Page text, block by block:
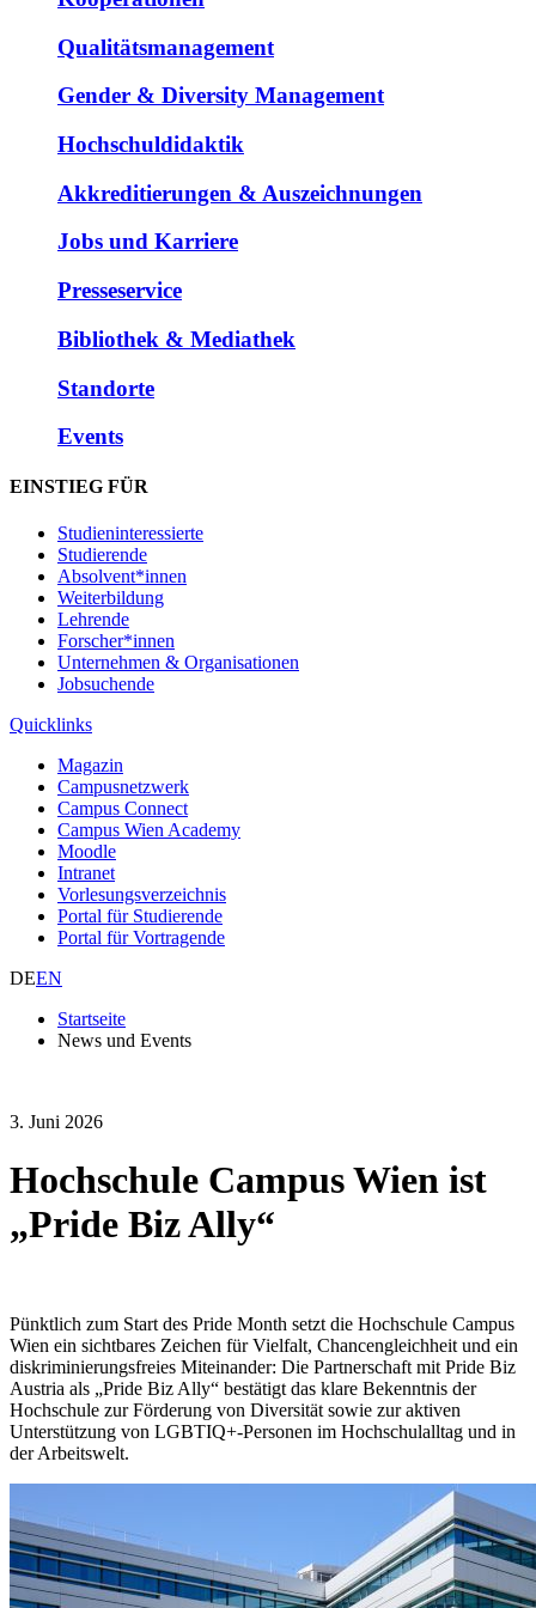
Qualitätsmanagement
Gender & Diversity Management
Hochschuldidaktik
Akkreditierungen & Auszeichnungen
Jobs und Karriere
Presseservice
Bibliothek & Mediathek
Standorte
Events
EINSTIEG FÜR
Studieninteressierte
Studierende
Absolvent*innen
Weiterbildung
Lehrende
Forscher*innen
Unternehmen & Organisationen
Jobsuchende
Quicklinks
Magazin
Campusnetzwerk
Campus Connect
Campus Wien Academy
Moodle
Intranet
Vorlesungsverzeichnis
Portal für Studierende
Portal für Vortragende
DEEN
Startseite
News und Events
3. Juni 2026
Hochschule Campus Wien ist
„Pride Biz Ally“
Pünktlich zum Start des Pride Month setzt die Hochschule Campus
Wien ein sichtbares Zeichen für Vielfalt, Chancengleichheit und ein
diskriminierungsfreies Miteinander: Die Partnerschaft mit Pride Biz
Austria als „Pride Biz Ally“ bestätigt das klare Bekenntnis der
Hochschule zur Förderung von Diversität sowie zur aktiven
Unterstützung von LGBTIQ+-Personen im Hochschulalltag und in
der Arbeitswelt.